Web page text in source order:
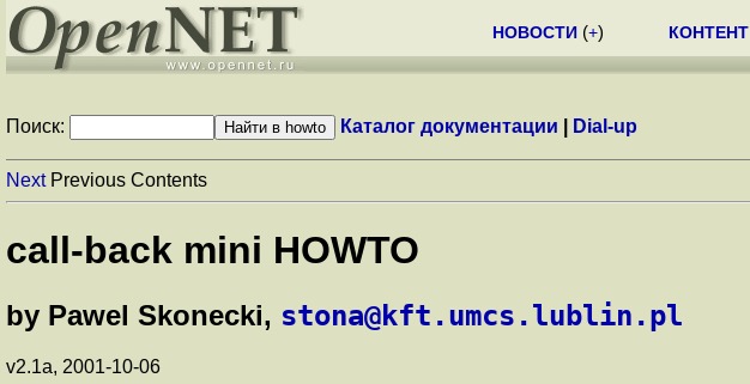
НОВОСТИ (+) КОНТЕНТ
Поиск: Каталог документации Dial-up
NextPrevious Contents
call-back mini HOWTO
by Pawel Skonecki, stona@kft.umcs.lublin.pl
v2.1a, 2001-10-06